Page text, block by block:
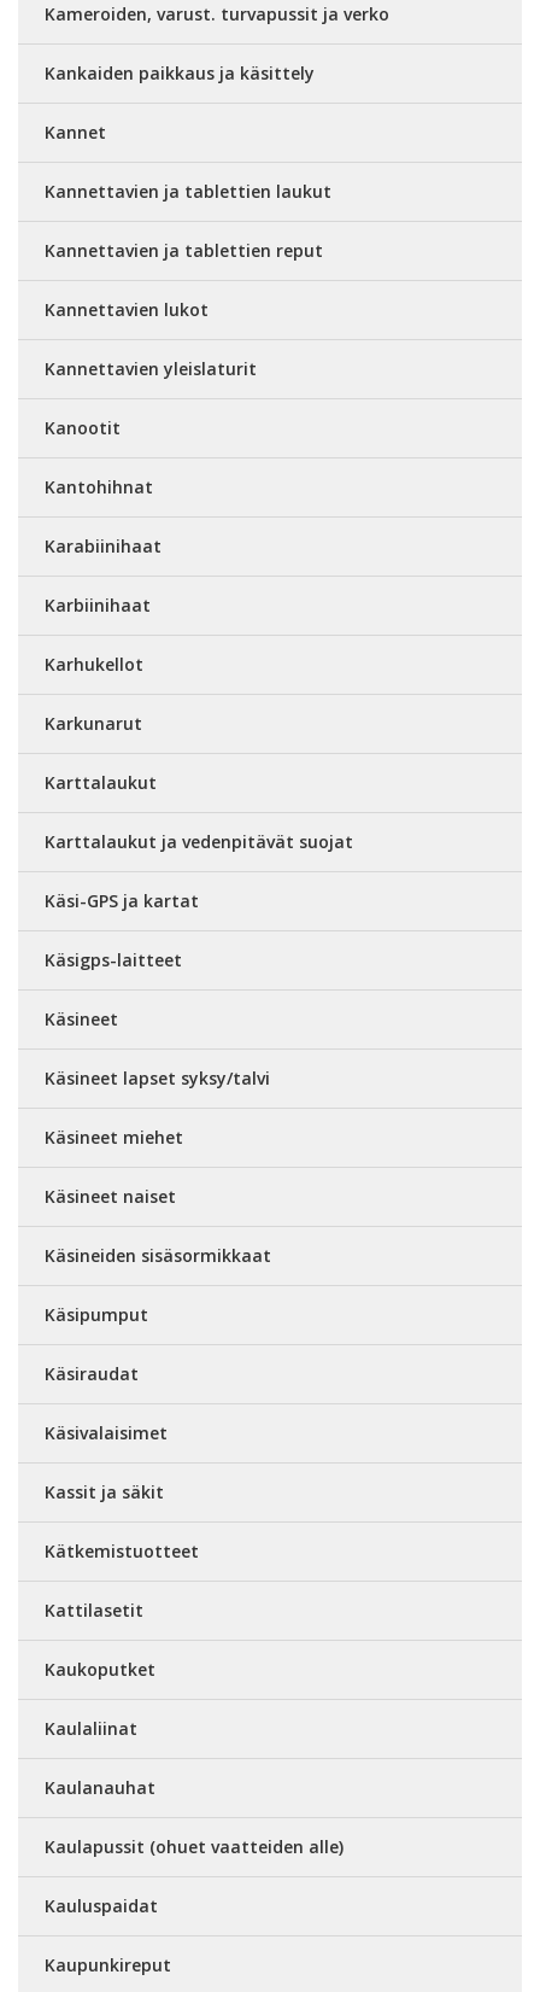
Kameroiden, varust. turvapussit ja verko
Kankaiden paikkaus ja käsittely
Kannet
Kannettavien ja tablettien laukut
Kannettavien ja tablettien reput
Kannettavien lukot
Kannettavien yleislaturit
Kanootit
Kantohihnat
Karabiinihaat
Karbiinihaat
Karhukellot
Karkunarut
Karttalaukut
Karttalaukut ja vedenpitävät suojat
Käsi-GPS ja kartat
Käsigps-laitteet
Käsineet
Käsineet lapset syksy/talvi
Käsineet miehet
Käsineet naiset
Käsineiden sisäsormikkaat
Käsipumput
Käsiraudat
Käsivalaisimet
Kassit ja säkit
Kätkemistuotteet
Kattilasetit
Kaukoputket
Kaulaliinat
Kaulanauhat
Kaulapussit (ohuet vaatteiden alle)
Kauluspaidat
Kaupunkireput